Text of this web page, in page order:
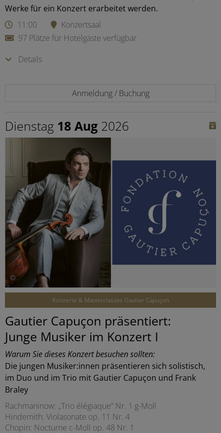
Werke für ein Konzert erarbeitet werden.
11:00
Konzertsaal
97 Plätze für Hotelgäste verfügbar
Details
Anmeldung / Buchung
Dienstag 18 Aug 2026
©
Konzerte & Masterclasses Gautier Capuçon
Gautier Capuçon präsentiert:
Junge Musiker im Konzert I
Warum Sie dieses Konzert besuchen sollten:
Die jungen Musiker:innen präsentieren sich solistisch,
im Duo und im Trio mit Gautier Capuçon und Frank
Braley
Rachmaninow: „Trio élégiaque“ Nr. 1 g-Moll
Hindemith: Violasonate op. 11 Nr. 4
Chopin: Nocturne c-Moll op. 48 Nr. 1